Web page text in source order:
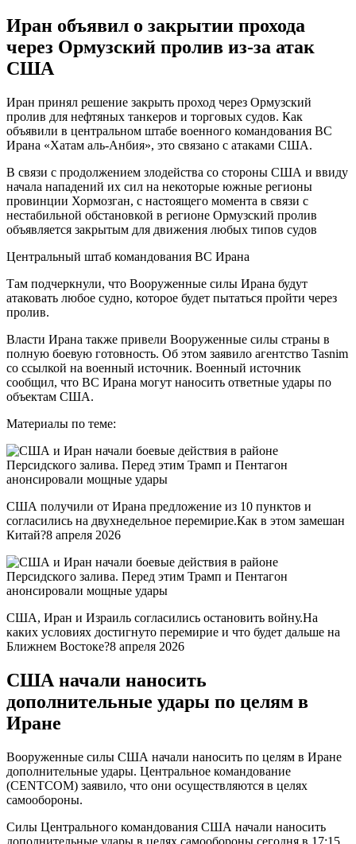
Иран объявил о закрытии прохода
через Ормузский пролив из-за атак
США
Иран принял решение закрыть проход через Ормузский
пролив для нефтяных танкеров и торговых судов. Как
объявили в центральном штабе военного командования ВС
Ирана «Хатам аль-Анбия», это связано с атаками США.
В связи с продолжением злодейства со стороны США и ввиду
начала нападений их сил на некоторые южные регионы
провинции Хормозган, с настоящего момента в связи с
нестабильной обстановкой в регионе Ормузский пролив
объявляется закрытым для движения любых типов судов
Центральный штаб командования ВС Ирана
Там подчеркнули, что Вооруженные силы Ирана будут
атаковать любое судно, которое будет пытаться пройти через
пролив.
Власти Ирана также привели Вооруженные силы страны в
полную боевую готовность. Об этом заявило агентство Tasnim
со ссылкой на военный источник. Военный источник
сообщил, что ВС Ирана могут наносить ответные удары по
объектам США.
Материалы по теме:
США получили от Ирана предложение из 10 пунктов и
согласились на двухнедельное перемирие.Как в этом замешан
Китай?8 апреля 2026
США, Иран и Израиль согласились остановить войну.На
каких условиях достигнуто перемирие и что будет дальше на
Ближнем Востоке?8 апреля 2026
США начали наносить
дополнительные удары по целям в
Иране
Вооруженные силы США начали наносить по целям в Иране
дополнительные удары. Центральное командование
(CENTCOM) заявило, что они осуществляются в целях
самообороны.
Силы Центрального командования США начали наносить
дополнительные удары в целях самообороны сегодня в 17:15